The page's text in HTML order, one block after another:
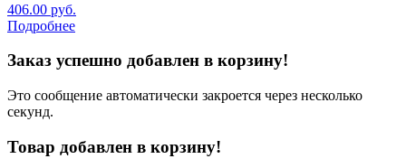
406.00 руб.
Подробнее
Заказ успешно добавлен в корзину!
Это сообщение автоматически закроется через несколько
секунд.
Товар добавлен в корзину!